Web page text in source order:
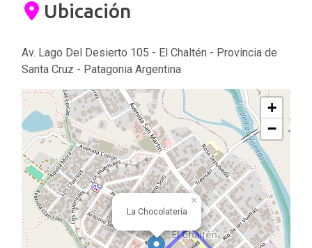
Ubicación
Av. Lago Del Desierto 105 - El Chaltén - Provincia de
Santa Cruz - Patagonia Argentina
La Chocolatería
×
+
−